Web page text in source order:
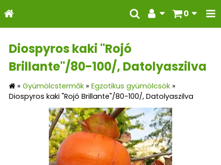
0
Diospyros kaki "Rojó
Brillante"/80-100/, Datolyaszilva
» Gyümölcstermők » Egzotikus gyümölcsök »
Diospyros kaki "Rojó Brillante"/80-100/, Datolyaszilva